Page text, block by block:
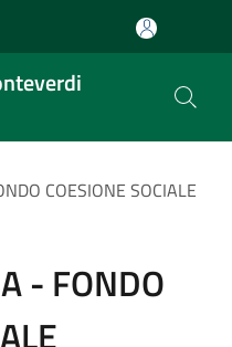
COESIONE SOCIALE
- FONDO